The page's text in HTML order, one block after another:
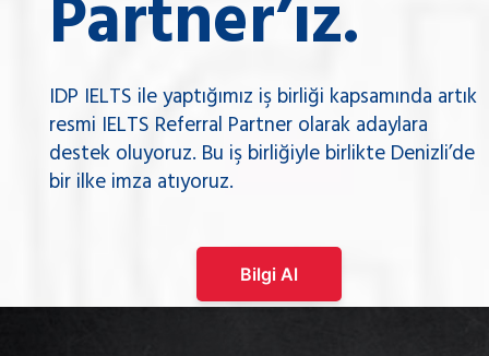
Partner’ız.
IDP IELTS ile yaptığımız iş birliği kapsamında artık
resmi IELTS Referral Partner olarak adaylara
destek oluyoruz. Bu iş birliğiyle birlikte Denizli’de
bir ilke imza atıyoruz.
Bilgi Al